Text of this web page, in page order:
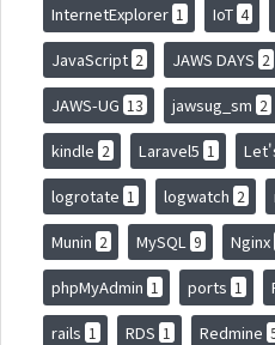
InternetExplorer 1 IoT 4
JavaScript 2 JAWS DAYS 2
JAWS-UG 13 jawsug_sm 2
kindle 2 Laravel5 1
logrotate 1 logwatch 2
Munin 2 MySQL 9 Nginx
phpMyAdmin 1 ports 1
rails 1 RDS 1 Redmine